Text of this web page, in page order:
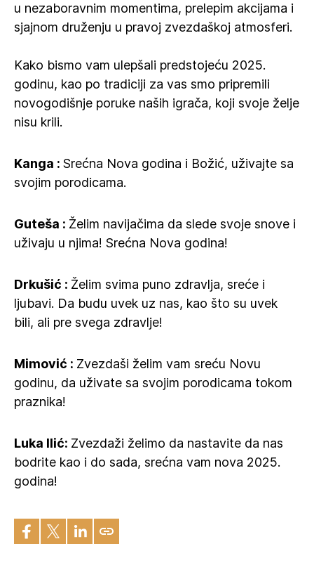
u nezaboravnim momentima, prelepim akcijama i
sjajnom druženju u pravoj zvezdaškoj atmosferi.
Kako bismo vam ulepšali predstojeću 2025.
godinu, kao po tradiciji za vas smo pripremili
novogodišnje poruke naših igrača, koji svoje želje
nisu krili.
Kanga : Srećna Nova godina i Božić, uživajte sa
svojim porodicama.
Guteša : Želim navijačima da slede svoje snove i
uživaju u njima! Srećna Nova godina!
Drkušić : Želim svima puno zdravlja, sreće i
ljubavi. Da budu uvek uz nas, kao što su uvek
bili, ali pre svega zdravlje!
Mimović : Zvezdaši želim vam sreću Novu
godinu, da uživate sa svojim porodicama tokom
praznika!
Luka Ilić: Zvezdaži želimo da nastavite da nas
bodrite kao i do sada, srećna vam nova 2025.
godina!